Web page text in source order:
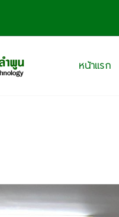
สร้างสร
หน้าแรก